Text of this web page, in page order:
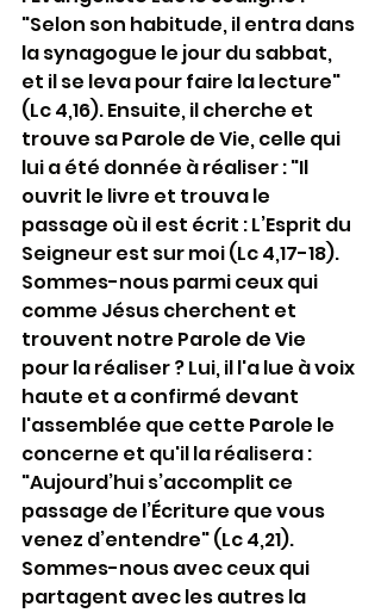
"Selon son habitude, il entra dans
la synagogue le jour du sabbat,
et il se leva pour faire la lecture"
(Lc 4,16). Ensuite, il cherche et
trouve sa Parole de Vie, celle qui
lui a été donnée à réaliser : "Il
ouvrit le livre et trouva le
passage où il est écrit : L’Esprit du
Seigneur est sur moi (Lc 4,17-18).
Sommes-nous parmi ceux qui
comme Jésus cherchent et
trouvent notre Parole de Vie
pour la réaliser ? Lui, il l'a lue à voix
haute et a confirmé devant
l'assemblée que cette Parole le
concerne et qu'il la réalisera :
"Aujourd’hui s’accomplit ce
passage de l’Écriture que vous
venez d’entendre" (Lc 4,21).
Sommes-nous avec ceux qui
partagent avec les autres la